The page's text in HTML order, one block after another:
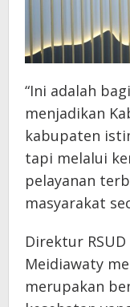
“Ini adalah
menjadikan
kabupaten
tapi melalui
pelayanan
masyarakat
Direktur
Meidiawaty
merupakan